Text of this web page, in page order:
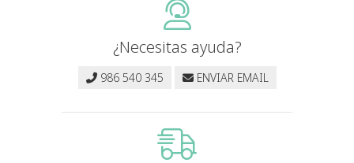
¿Necesitas ayuda?
986 540 345 ENVIAR EMAIL